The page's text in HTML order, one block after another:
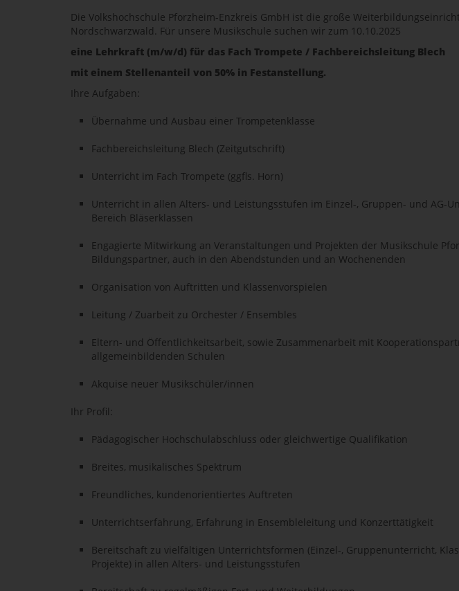
Die Volkshochschule Pforzheim-Enzkreis GmbH ist die große
Nordschwarzwald. Für unsere Musikschule suchen wir zum 10.10.2025
eine Lehrkraft (m/w/d) für das Fach Trompete / Fachbereichsleitung Blech
mit einem Stellenanteil von 50% in Festanstellung.
Ihre Aufgaben:
Übernahme und Ausbau einer Trompetenklasse
Fachbereichsleitung Blech (Zeitgutschrift)
Unterricht im Fach Trompete (ggfls. Horn)
Unterricht in allen Alters- und Leistungsstufen im Einzel-, Gruppen- und AG-
Bereich Bläserklassen
Engagierte Mitwirkung an Veranstaltungen und Projekten der Musikschule
Bildungspartner, auch in den Abendstunden und an Wochenenden
Organisation von Auftritten und Klassenvorspielen
Leitung / Zuarbeit zu Orchester / Ensembles
Eltern- und Öffentlichkeitsarbeit, sowie Zusammenarbeit mit
allgemeinbildenden Schulen
Akquise neuer Musikschüler/innen
Ihr Profil:
Pädagogischer Hochschulabschluss oder gleichwertige Qualifikation
Breites, musikalisches Spektrum
Freundliches, kundenorientiertes Auftreten
Unterrichtserfahrung, Erfahrung in Ensembleleitung und Konzerttätigkeit
Bereitschaft zu vielfältigen Unterrichtsformen (Einzel-, Gruppenunterricht,
Projekte) in allen Alters- und Leistungsstufen